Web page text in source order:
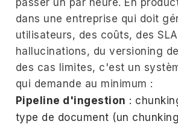
dans une entreprise qui doit
utilisateurs, des coûts, des
hallucinations, du versioning
des cas limites, c'est un
qui demande au minimum :
Pipeline d'ingestion :
type de document (un